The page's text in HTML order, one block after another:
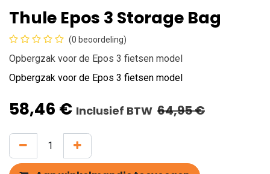
Thule Epos 3 Storage Bag
(0 beoordeling)
Opbergzak voor de Epos 3 fietsen model
Opbergzak voor de Epos 3 fietsen model
58,46 € Inclusief BTW 64,95€